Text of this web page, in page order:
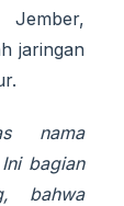
jaringan
nama
bagian
bahwa